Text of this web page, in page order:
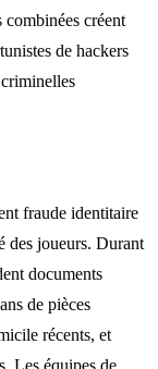
combinées créent
de hackers
criminelles
fraude identitaire
des joueurs. Durant
documents
de pièces
récents, et